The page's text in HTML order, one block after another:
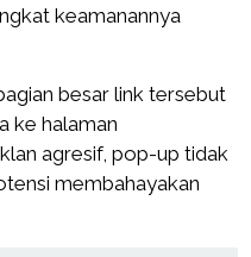
keamanannya
besar link tersebut
ke halaman
agresif, pop-up tidak
membahayakan